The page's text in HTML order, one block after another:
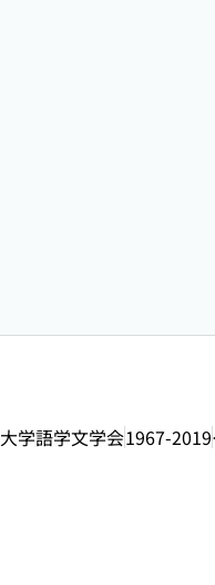
学語学文学会1967-2019